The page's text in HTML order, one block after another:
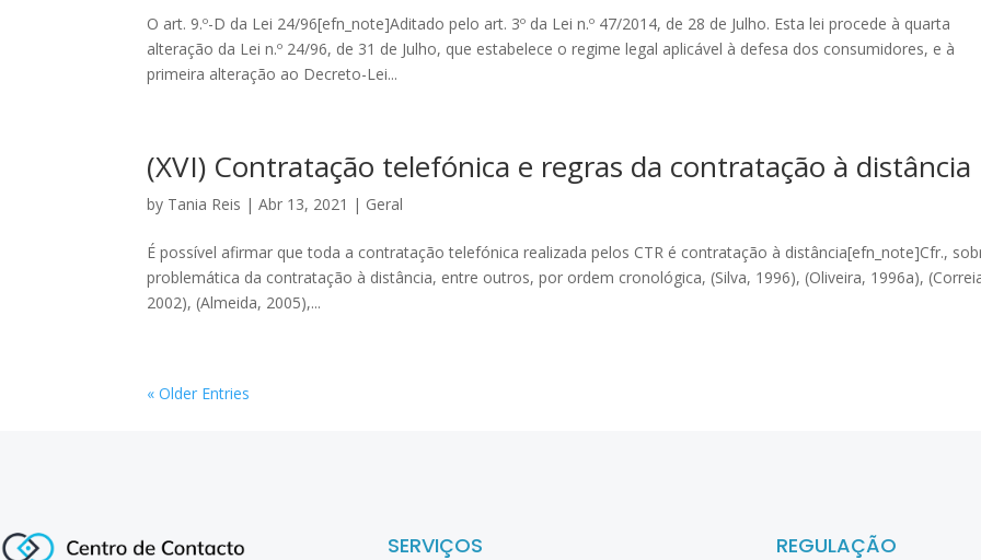
O art. 9.º-D da Lei 24/96[efn_note]Aditado pelo art. 3º da Lei n.º 47/2014, de 28 de Julho. Esta lei procede à quarta
alteração da Lei n.º 24/96, de 31 de Julho, que estabelece o regime legal aplicável à defesa dos consumidores, e à
primeira alteração ao Decreto-Lei...
(XVI) Contratação telefónica e regras da contratação à distância
by Tania Reis |Abr 13, 2021 | Geral
É possível afirmar que toda a contratação telefónica realizada pelos CTR é contratação à distância[efn_note]Cfr.,
problemática da contratação à distância, entre outros, por ordem cronológica, (Silva, 1996), (Oliveira, 1996a),
2002), (Almeida, 2005),...
« Older Entries
SERVIÇOS REGULAÇÃO